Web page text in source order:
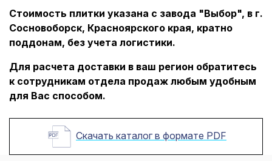
Стоимость плитки указана с завода "Выбор", в г.
Сосновоборск, Красноярского края, кратно
поддонам, без учета логистики.
Для расчета доставки в ваш регион обратитесь
к сотрудникам отдела продаж любым удобным
для Вас способом.
Скачать каталог в формате PDF